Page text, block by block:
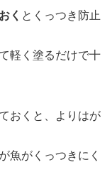
く とくっつき防止
軽く塗るだけで十
おくと、よりはが
魚がくっつきにく